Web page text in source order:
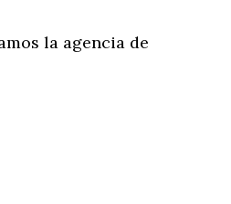
la agencia de